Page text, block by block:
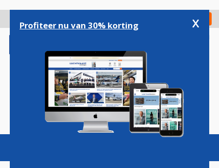
gaan
Check in
Magazine Podcasts Vacatures
Profiteer nu van 30% korting x